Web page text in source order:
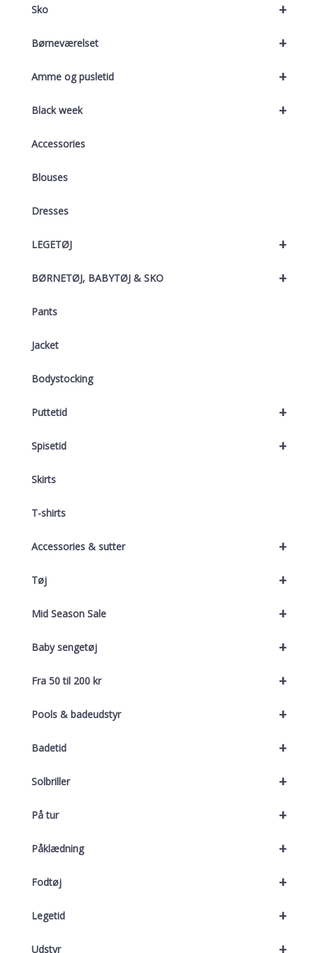
+
Sko
+
Børneværelset
+
Amme og pusletid
+
Black week
Accessories
Blouses
Dresses
+
LEGETØJ
+
BØRNETØJ, BABYTØJ & SKO
Pants
Jacket
Bodystocking
+
Puttetid
+
Spisetid
Skirts
T-shirts
+
Accessories & sutter
+
Tøj
+
Mid Season Sale
+
Baby sengetøj
+
Fra 50 til 200 kr
+
Pools & badeudstyr
+
Badetid
+
Solbriller
+
På tur
+
Påklædning
+
Fodtøj
+
Legetid
+
Udstyr